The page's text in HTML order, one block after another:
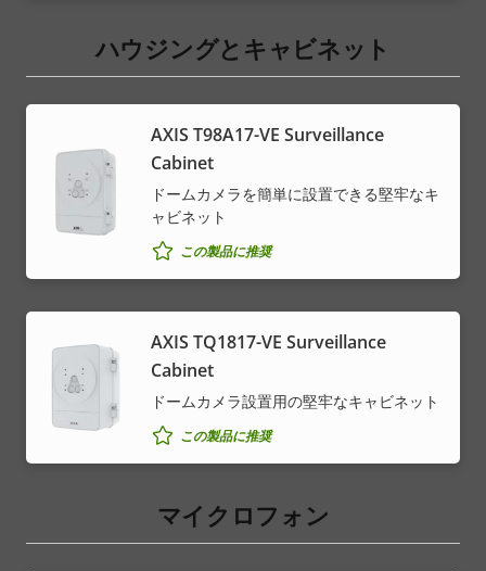
ハウジングとキャビネット
AXIS T98A17-VE Surveillance
Cabinet
ドームカメラを簡単に設置できる堅牢なキ
ャビネット
この製品に推奨
AXIS TQ1817-VE Surveillance
Cabinet
ドームカメラ設置用の堅牢なキャビネット
この製品に推奨
マイクロフォン